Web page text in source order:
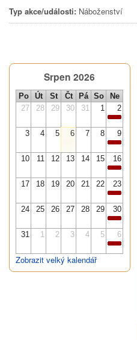
Typ akce/události: Náboženství
Srpen 2026
Po Út St Čt Pá So
Ne
27
28 29 30 31 1 2
3 4 5 6 7 8 9
10 11 12 13 14 15 16
17 18 19 20 21 22 23
24 25 26 27 28 29 30
31 1 2 3 4 5 6
Zobrazit velký kalendář